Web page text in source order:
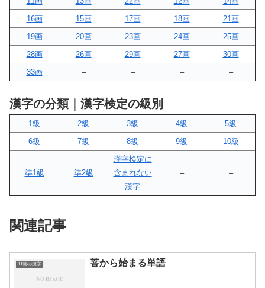
16画
15画 17画 18画
21画
19画
20画 23画 24画
25画
28画
26画 29画 27画
30画
33画
– – – –
漢字の分類｜漢字検定の級別
1級 2級 3級 4級
5級
6級
7級 8級 9級 10級
準1級 準2級
漢字検定に
含まれない
漢字
– –
関連記事
11画の漢字 菩から始まる単語